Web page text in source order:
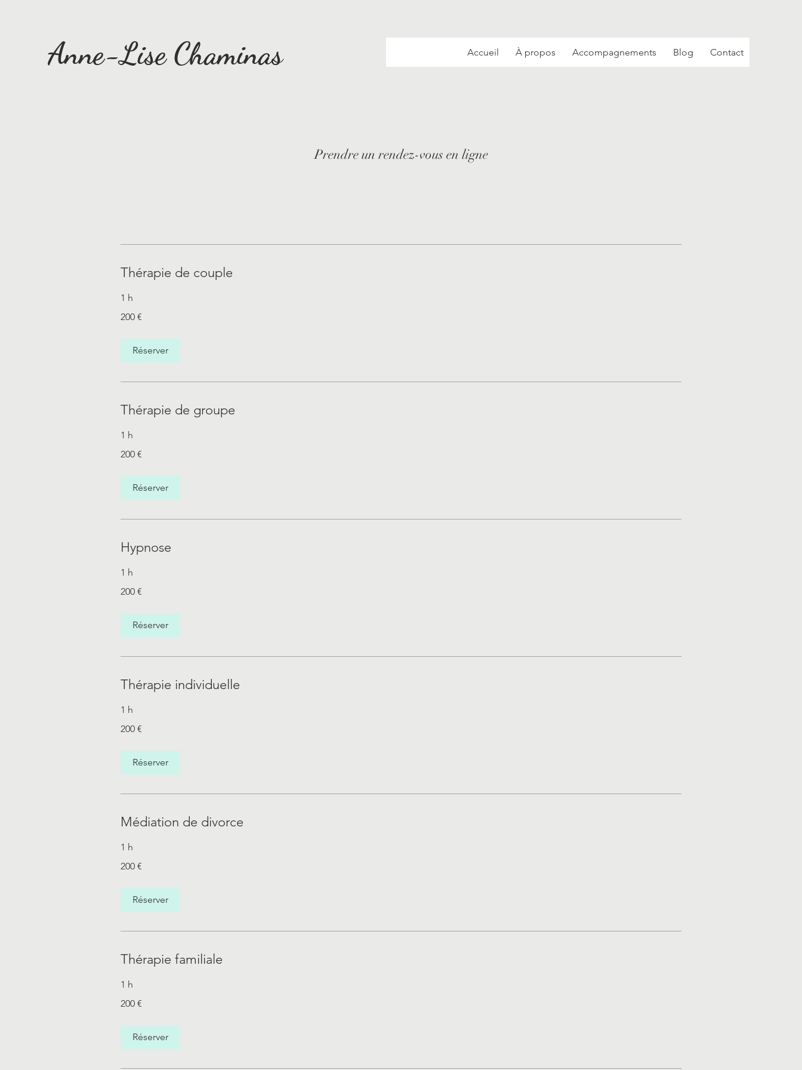
Anne-Lise Chaminas Accueil À propos Accompagnements Blog Contact
Prendre un rendez-vous en ligne
Thérapie de couple
1 h
euros
200 €
Réserver
Thérapie de groupe
1 h
euros
200 €
Réserver
Hypnose
1 h
euros
200 €
Réserver
Thérapie individuelle
1 h
euros
200 €
Réserver
Médiation de divorce
1 h
euros
200 €
Réserver
Thérapie familiale
1 h
euros
200 €
Réserver